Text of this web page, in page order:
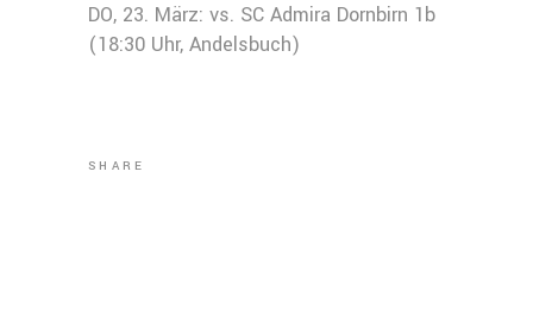
DO, 23. März: vs. SC Admira Dornbirn 1b
(18:30 Uhr, Andelsbuch)
SHARE